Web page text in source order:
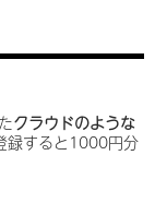
クラウドのような
録すると1000円分